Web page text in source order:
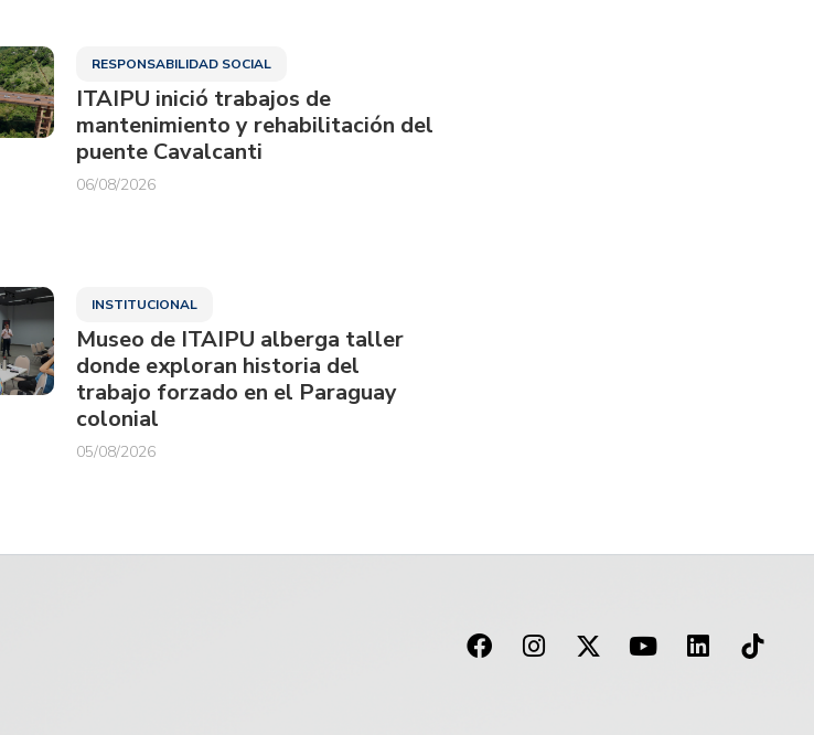
RESPONSABILIDAD SOCIAL
ITAIPU inició trabajos de
mantenimiento y rehabilitación del
puente Cavalcanti
06/08/2026
INSTITUCIONAL
Museo de ITAIPU alberga taller
donde exploran historia del
trabajo forzado en el Paraguay
colonial
05/08/2026